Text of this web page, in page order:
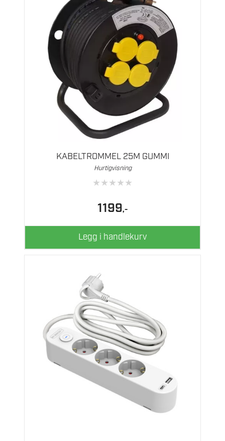
KABELTROMMEL 25M GUMMI
Hurtigvisning
★★★★★
1199,-
Legg i handlekurv